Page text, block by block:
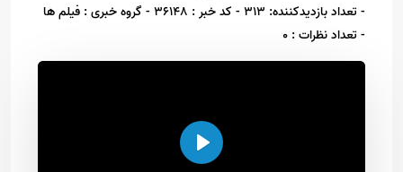
- تعداد بازدیدکننده: 313
- کد خبر : 36148
- گروه خبری : فیلم ها
- تعداد نظرات : 0
اجرا